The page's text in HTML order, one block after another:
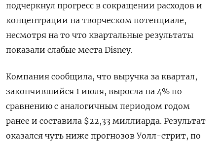
подчеркнул прогресс в сокращении расходов и
концентрации на творческом потенциале,
несмотря на то что квартальные результаты
показали слабые места Disney.
Компания сообщила, что выручка за квартал,
закончившийся 1 июля, выросла на 4% по
сравнению с аналогичным периодом годом
ранее и составила $22,33 миллиарда. Результат
оказался чуть ниже прогнозов Уолл-стрит, по